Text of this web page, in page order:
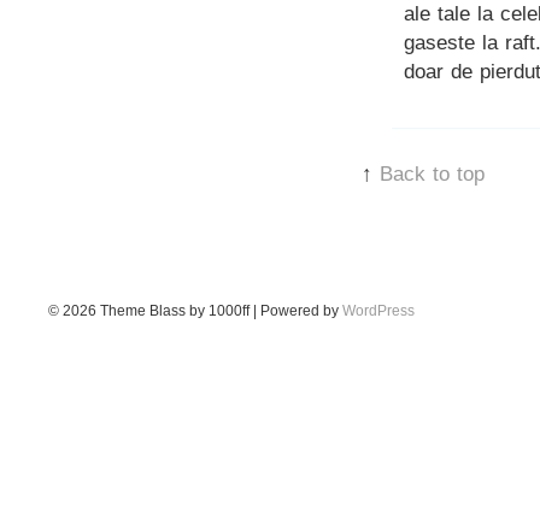
ale tale la
gaseste la
doar de
↑ Back to top
© 2026 Theme Blass by 1000ff | Powered by WordPress